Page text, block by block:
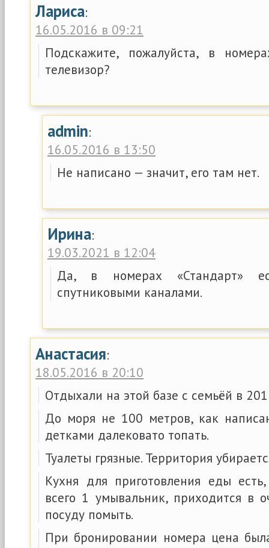
Лариса:
16.05.2016 в 09:21
Подскажите, пожалуйста, в
телевизор?
admin:
16.05.2016 в 13:50
Не написано — значит, его там нет.
Ирина:
19.03.2021 в 12:04
Да, в номерах «Стандарт»
спутниковыми каналами.
Анастасия:
18.05.2016 в 20:10
Отдыхали на этой базе с семьёй в
До моря не 100 метров, как
детками далековато топать.
Туалеты грязные. Территория
Кухня для приготовления еды
всего 1 умывальник, приходится в
посуду помыть.
При бронировании номера цена